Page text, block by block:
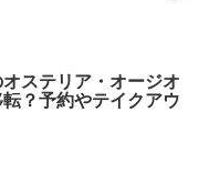
ステリア・オージオ
？予約やテイクアウ